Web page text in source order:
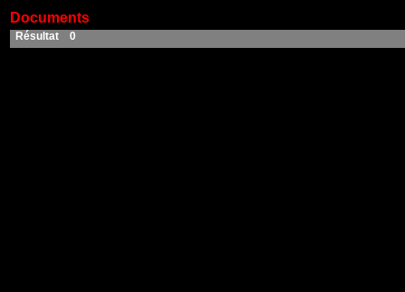
Documents
Résultat 0